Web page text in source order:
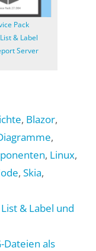
Pack
& Label
Server
, Blazor,
,
, Linux,
, Skia,
& Label und
Dateien als